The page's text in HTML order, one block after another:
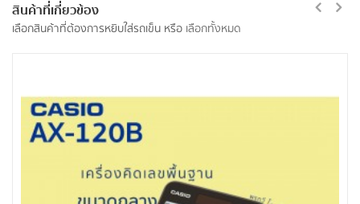
สินค้าที่เกี่ยวข้อง
เลือกสินค้าที่ต้องการหยิบใส่รถเข็น หรือ เลือกทั้งหมด